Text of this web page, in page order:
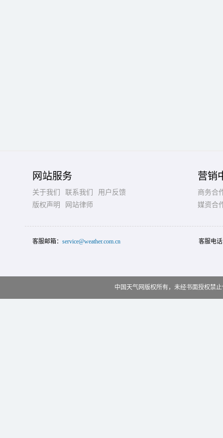
网站服务
关于我们 联系我们
用户反馈
版权声明
网站律师
营销
商务合
媒资合
客服邮箱： service@weather.com.cn 客服电
中国天气网版权所有，未经书面授权